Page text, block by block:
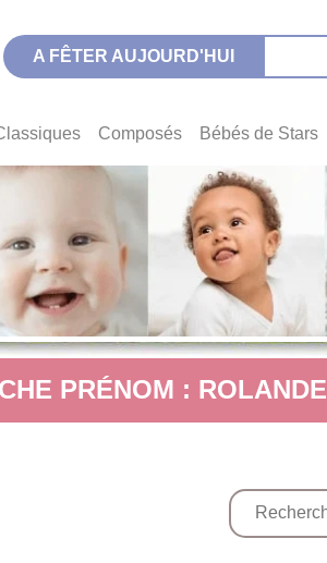
A FÊTER AUJOURD'HUI
Composés Bébés de Stars
PRÉNOM : ROLANDE